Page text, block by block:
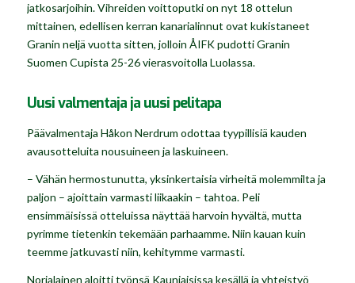
jatkosarjoihin. Vihreiden voittoputki on nyt 18 ottelun
mittainen, edellisen kerran kanarialinnut ovat kukistaneet
Granin neljä vuotta sitten, jolloin ÅIFK pudotti Granin
Suomen Cupista 25-26 vierasvoitolla Luolassa.
Uusi valmentaja ja uusi pelitapa
Päävalmentaja Håkon Nerdrum odottaa tyypillisiä kauden
avausotteluita nousuineen ja laskuineen.
– Vähän hermostunutta, yksinkertaisia virheitä molemmilta ja
paljon – ajoittain varmasti liikaakin – tahtoa. Peli
ensimmäisissä otteluissa näyttää harvoin hyvältä, mutta
pyrimme tietenkin tekemään parhaamme. Niin kauan kuin
teemme jatkuvasti niin, kehitymme varmasti.
Norjalainen aloitti työnsä Kauniaisissa kesällä ja yhteistyö